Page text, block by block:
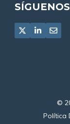
SÍGUENOS
©
Política